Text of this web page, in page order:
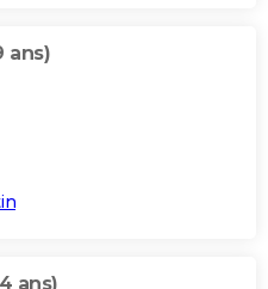
ans)
ans)